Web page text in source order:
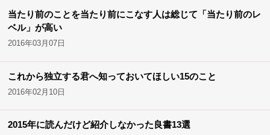
当たり前のことを当たり前にこなす人は総じて「当たり前のレ
ベル」が高い
2016年03月07日
これから独立する君へ知っておいてほしい15のこと
2016年02月10日
2015年に読んだけど紹介しなかった良書13選